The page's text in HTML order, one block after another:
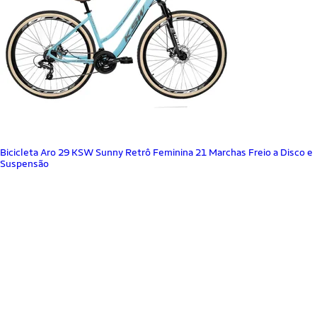
Bicicleta Aro 29 KSW Sunny Retrô Feminina 21 Marchas Freio a Disco e
Suspensão